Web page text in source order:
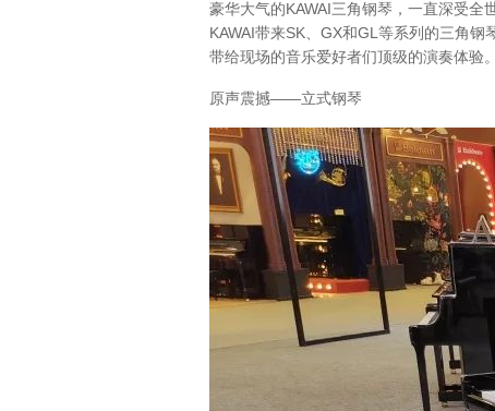
豪华大气的KAWAI三角钢琴，一直深受全
KAWAI带来SK、GX和GL等系列的三角
带给现场的音乐爱好者们顶级的演奏体验。
原声震撼——立式钢琴